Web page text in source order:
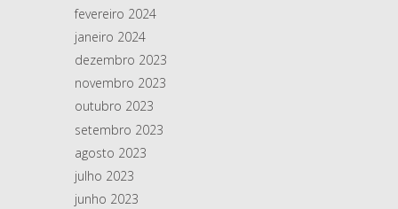
fevereiro 2024
janeiro 2024
dezembro 2023
novembro 2023
outubro 2023
setembro 2023
agosto 2023
julho 2023
junho 2023